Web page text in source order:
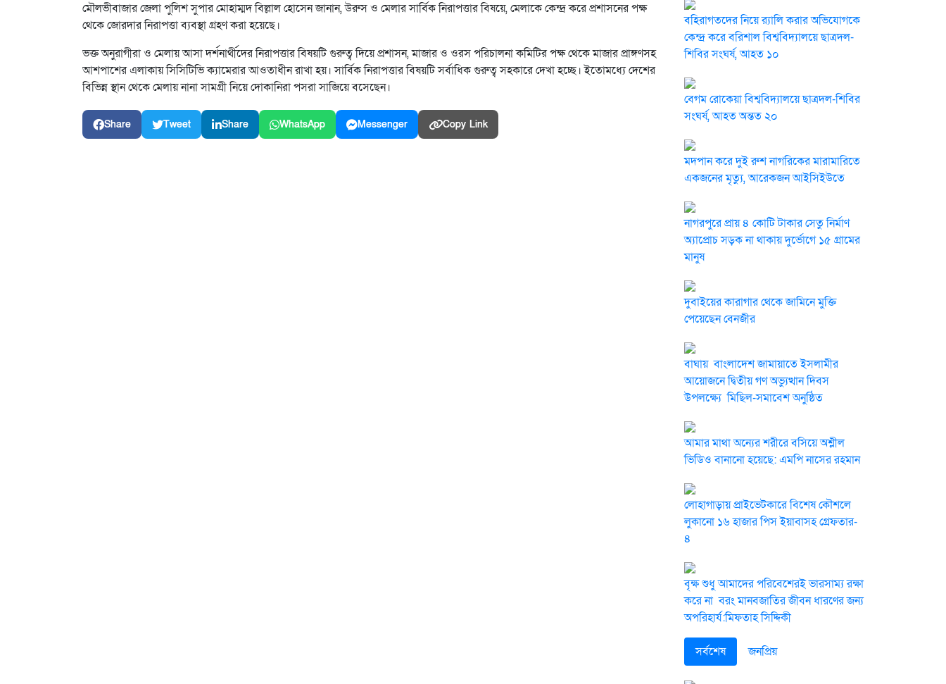
মৌলভীবাজার জেলা পুলিশ সুপার মোহাম্মদ বিল্লাল হোসেন জানান, উরুস ও মেলার সার্বিক নিরাপত্তার বিষয়ে, মেলাকে কেন্দ্র করে প্রশাসনের পক্ষ
থেকে জোরদার নিরাপত্তা ব্যবস্থা গ্রহণ করা হয়েছে।
ভক্ত অনুরাগীরা ও মেলায় আসা দর্শনার্থীদের নিরাপত্তার বিষয়টি গুরুত্ব দিয়ে প্রশাসন, মাজার ও ওরস পরিচালনা কমিটির পক্ষ থেকে মাজার প্রাঙ্গণসহ
আশপাশের এলাকায় সিসিটিভি ক্যামেরার আওতাধীন রাখা হয়। সার্বিক নিরাপত্তার বিষয়টি সর্বাধিক গুরুত্ব সহকারে দেখা হচ্ছে। ইতোমধ্যে দেশের
বিভিন্ন স্থান থেকে মেলায় নানা সামগ্রী নিয়ে দোকানিরা পসরা সাজিয়ে বসেছেন।
Share Tweet Share WhatsApp Messenger Copy Link
বহিরাগতদের নিয়ে র‍্যালি করার অভিযোগকে
কেন্দ্র করে বরিশাল বিশ্ববিদ্যালয়ে ছাত্রদল-
শিবির সংঘর্ষ, আহত ১০
বেগম রোকেয়া বিশ্ববিদ্যালয়ে ছাত্রদল-শিবির
সংঘর্ষ, আহত অন্তত ২০
মদপান করে দুই রুশ নাগরিকের মারামারিতে
একজনের মৃত্যু, আরেকজন আইসিইউতে
নাগরপুরে প্রায় ৪ কোটি টাকার সেতু নির্মাণ
অ্যাপ্রোচ সড়ক না থাকায় দুর্ভোগে ১৫ গ্রামের
মানুষ
দুবাইয়ের কারাগার থেকে জামিনে মুক্তি
পেয়েছেন বেনজীর
বাঘায় বাংলাদেশ জামায়াতে ইসলামীর
আয়োজনে দ্বিতীয় গণ অভ্যুত্থান দিবস
উপলক্ষ্যে মিছিল-সমাবেশ অনুষ্ঠিত
আমার মাথা অন্যের শরীরে বসিয়ে অশ্লীল
ভিডিও বানানো হয়েছে: এমপি নাসের রহমান
লোহাগাড়ায় প্রাইভেটকারে বিশেষ কৌশলে
লুকানো ১৬ হাজার পিস ইয়াবাসহ গ্রেফতার-
৪
বৃক্ষ শুধু আমাদের পরিবেশেরই ভারসাম্য রক্ষা
করে না বরং মানবজাতির জীবন ধারণের জন্য
অপরিহার্য:মিফতাহ সিদ্দিকী
সর্বশেষ জনপ্রিয়